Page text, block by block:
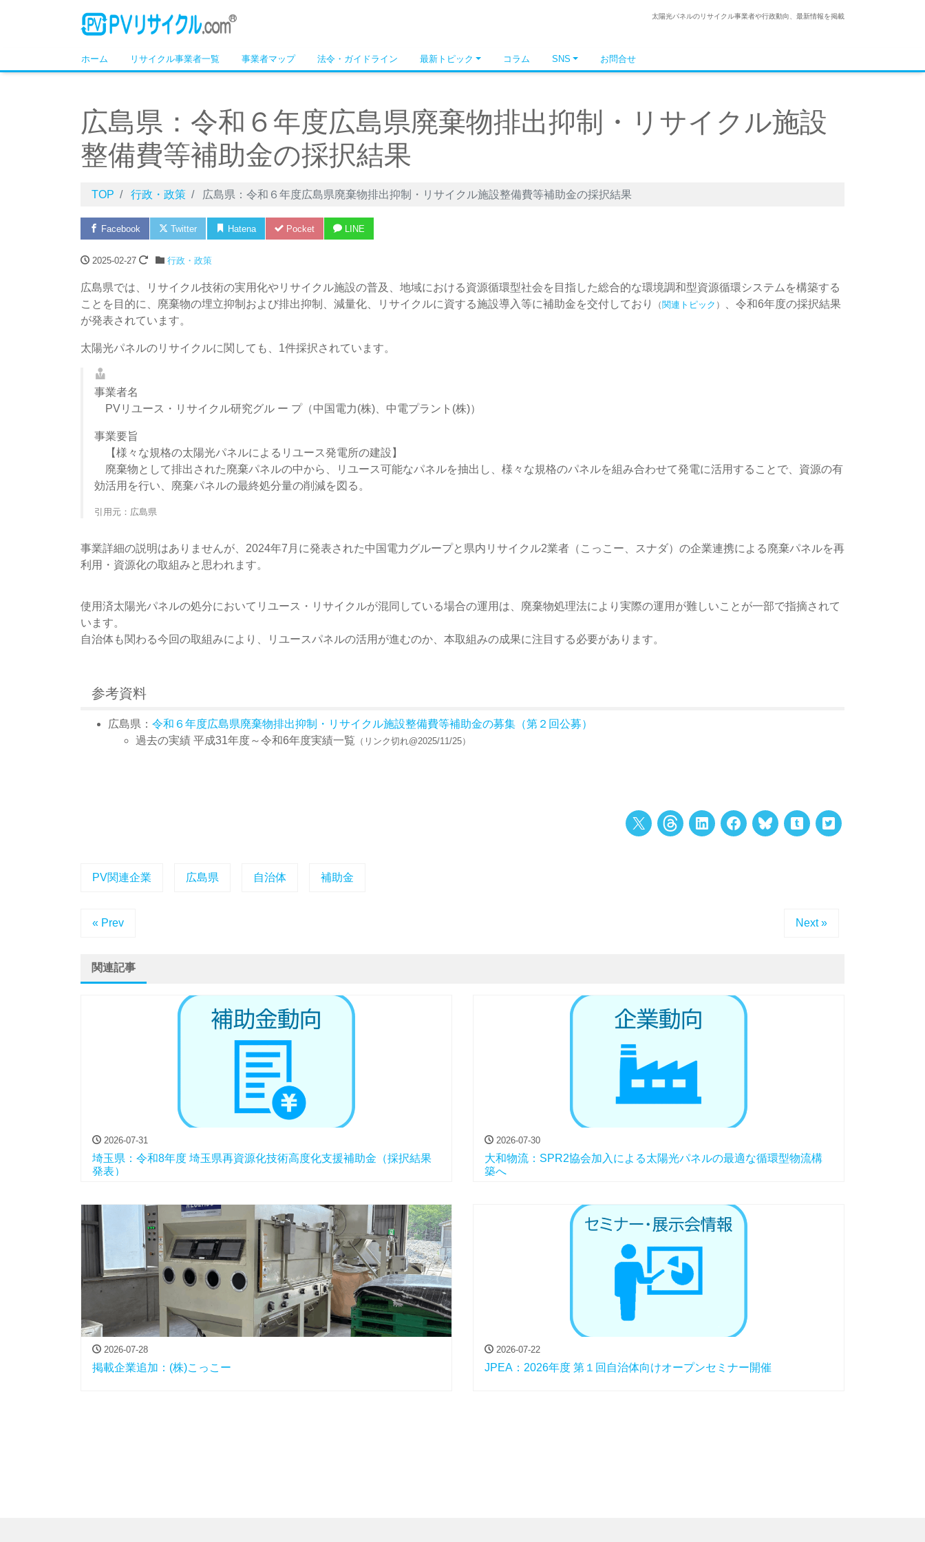
太陽光パネルのリサイクル事業者や行政動向、最新情報を掲載
ホーム リサイクル事業者一覧 事業者マップ 法令・ガイドライン 最新トピック コラム SNS お問合せ
広島県：令和６年度広島県廃棄物排出抑制・リサイクル施設
整備費等補助金の採択結果
TOP 行政・政策 広島県：令和６年度広島県廃棄物排出抑制・リサイクル施設整備費等補助金の採択結果
Facebook Twitter Hatena Pocket LINE
2025-02-27 行政・政策
広島県では、リサイクル技術の実用化やリサイクル施設の普及、地域における資源循環型社会を目指した総合的な環境調和型資源循環システムを構築する
ことを目的に、廃棄物の埋立抑制および排出抑制、減量化、リサイクルに資する施設導入等に補助金を交付しており
（関連トピック ）
、令和6年度の採択結果
が発表されています。
太陽光パネルのリサイクルに関しても、1件採択されています。
事業者名
PVリユース・リサイクル研究グル ー プ（中国電力(株)、中電プラント(株)）
事業要旨
【様々な規格の太陽光パネルによるリユース発電所の建設】
廃棄物として排出された廃棄パネルの中から、リユース可能なパネルを抽出し、様々な規格のパネルを組み合わせて発電に活用することで、資源の有
効活用を行い、廃棄パネルの最終処分量の削減を図る。
引用元：広島県
事業詳細の説明はありませんが、2024年7月に発表された中国電力グループと県内リサイクル2業者（こっこー、スナダ）の企業連携による廃棄パネルを再
利用・資源化の取組みと思われます。
使用済太陽光パネルの処分においてリユース・リサイクルが混同している場合の運用は、廃棄物処理法により実際の運用が難しいことが一部で指摘されて
います。
自治体も関わる今回の取組みにより、リユースパネルの活用が進むのか、本取組みの成果に注目する必要があります。
参考資料
広島県： 令和６年度広島県廃棄物排出抑制・リサイクル施設整備費等補助金の募集（第２回公募）
過去の実績 平成31年度～令和6年度実績一覧 （リンク切れ@2025/11/25）
PV関連企業 広島県 自治体 補助金
« Prev Next »
関連記事
2026-07-31
埼玉県：令和8年度 埼玉県再資源化技術高度化支援補助金（採択結果
発表）
2026-07-30
大和物流：SPR2協会加入による太陽光パネルの最適な循環型物流構
築へ
2026-07-28
掲載企業追加：(株)こっこー
2026-07-22
JPEA：2026年度 第１回自治体向けオープンセミナー開催